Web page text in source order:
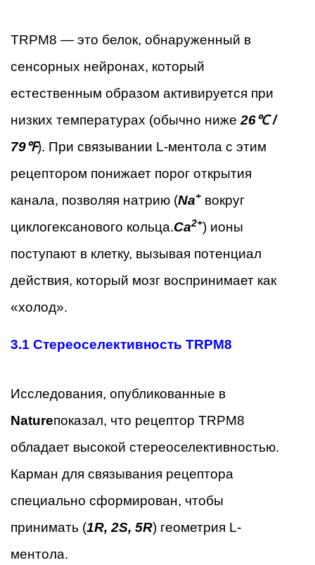
TRPM8 — это белок, обнаруженный в
сенсорных нейронах, который
естественным образом активируется при
низких температурах (обычно ниже 26℃ /
79℉). При связывании L-ментола с этим
рецептором понижает порог открытия
канала, позволяя натрию (Na+ вокруг
циклогексанового кольца.Ca2+) ионы
поступают в клетку, вызывая потенциал
действия, который мозг воспринимает как
«холод».
3.1 Стереоселективность TRPM8
Исследования, опубликованные в
Natureпоказал, что рецептор TRPM8
обладает высокой стереоселективностью.
Карман для связывания рецептора
специально сформирован, чтобы
принимать (1R, 2S, 5R) геометрия L-
ментола.